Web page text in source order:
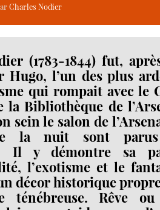
Charles Nodier
(1783-1844) fut,
Hugo, l’un des plus
qui rompait avec le
la Bibliothèque de
sein le salon de
la nuit sont parus
Il y démontre sa
l’exotisme et le
décor historique
ténébreuse. Rêve